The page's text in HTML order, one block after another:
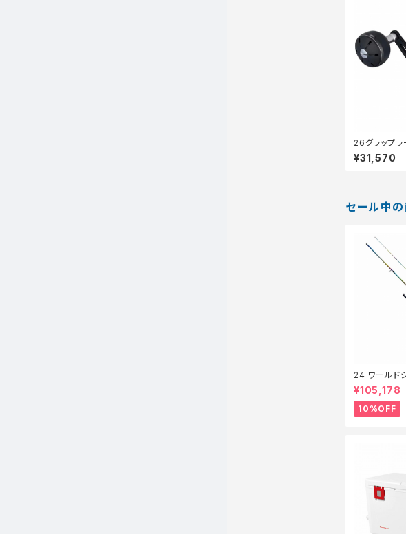
26グラップ
¥31,570
セール中
24 ワールド
053R-3【継続
0】
¥105,178
10%OFF